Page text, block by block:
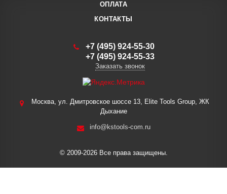
ОПЛАТА
КОНТАКТЫ
+7 (495) 924-55-30
+7 (495) 924-55-33
Заказать звонок
Москва, ул. Дмитровское шоссе 13, Elite Tools Group, ЖК
Дыхание
info@kstools-com.ru
© 2009-2026 Все права защищены.